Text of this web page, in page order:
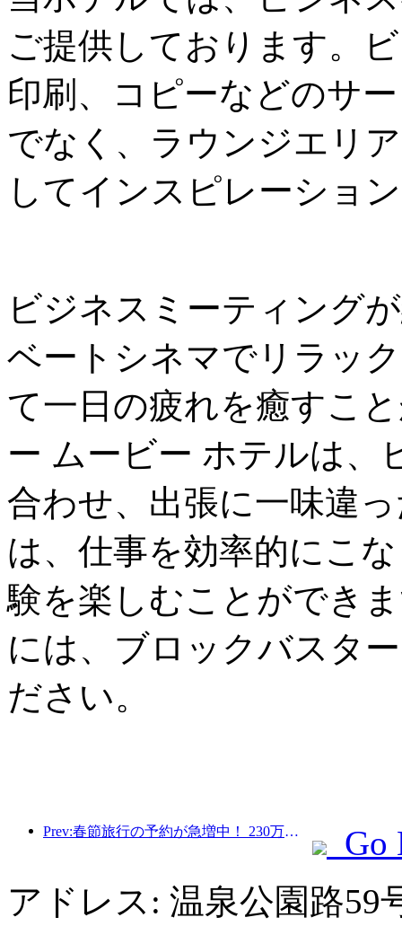
ご提供しております。
印刷、コピーなどのサ
でなく、ラウンジエリ
してインスピレーショ
ビジネスミーティング
ベートシネマでリラッ
て一日の疲れを癒すこ
ー ムービー ホテルは、
合わせ、出張に一味違
は、仕事を効率的にこ
験を楽しむことができ
には、ブロックバスタ
ださい。
Prev:春節旅行の予約が急増中！ 230万のホテル会社が好調なスタートを切る可能性
Go
アドレス: 温泉公園路59